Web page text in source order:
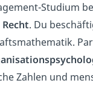
Studium
Recht. Du
Zahlen und